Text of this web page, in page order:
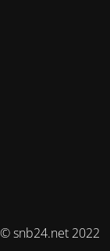
© snb24.net 2022